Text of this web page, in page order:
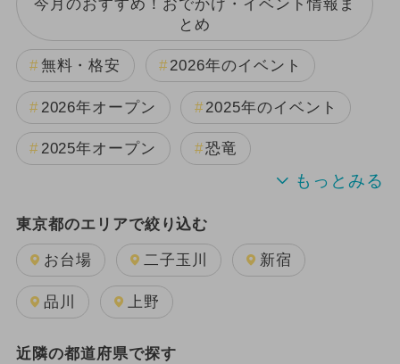
今月のおすすめ！おでかけ・イベント情報ま
とめ
無料・格安 2026年のイベント
2026年オープン 2025年のイベント
2025年オープン 恐竜
2024年のイベント
夏休み 日帰り キャラクター
週末イベント関東パック
東京都のエリアで絞り込む
お台場 二子玉川 新宿
品川 上野
近隣の都道府県で探す